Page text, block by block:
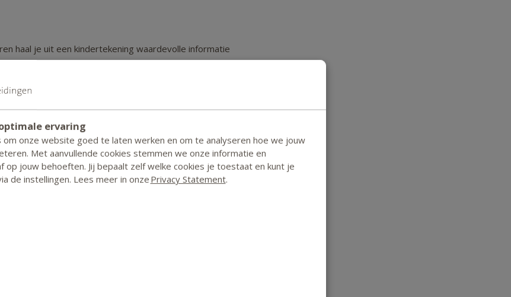
ervaring
om onze website goed te laten werken en om te analyseren hoe we jouw
Met aanvullende cookies stemmen we onze informatie en
op jouw behoeften. Jij bepaalt zelf welke cookies je toestaat en kunt je
de instellingen. Lees meer in onze Privacy Statement.
haal je uit een kindertekening waardevolle informatie
Je leert onder andere:
kind
beoordeelt
leer je betekenis te geven aan ieder
de hand van vastomlijnde voorschriften. Je moet er ook
De lesstof bevat daarom veel praktijkopdrachten die je
werkervaring in zowel een pedagogisch als
zijn: